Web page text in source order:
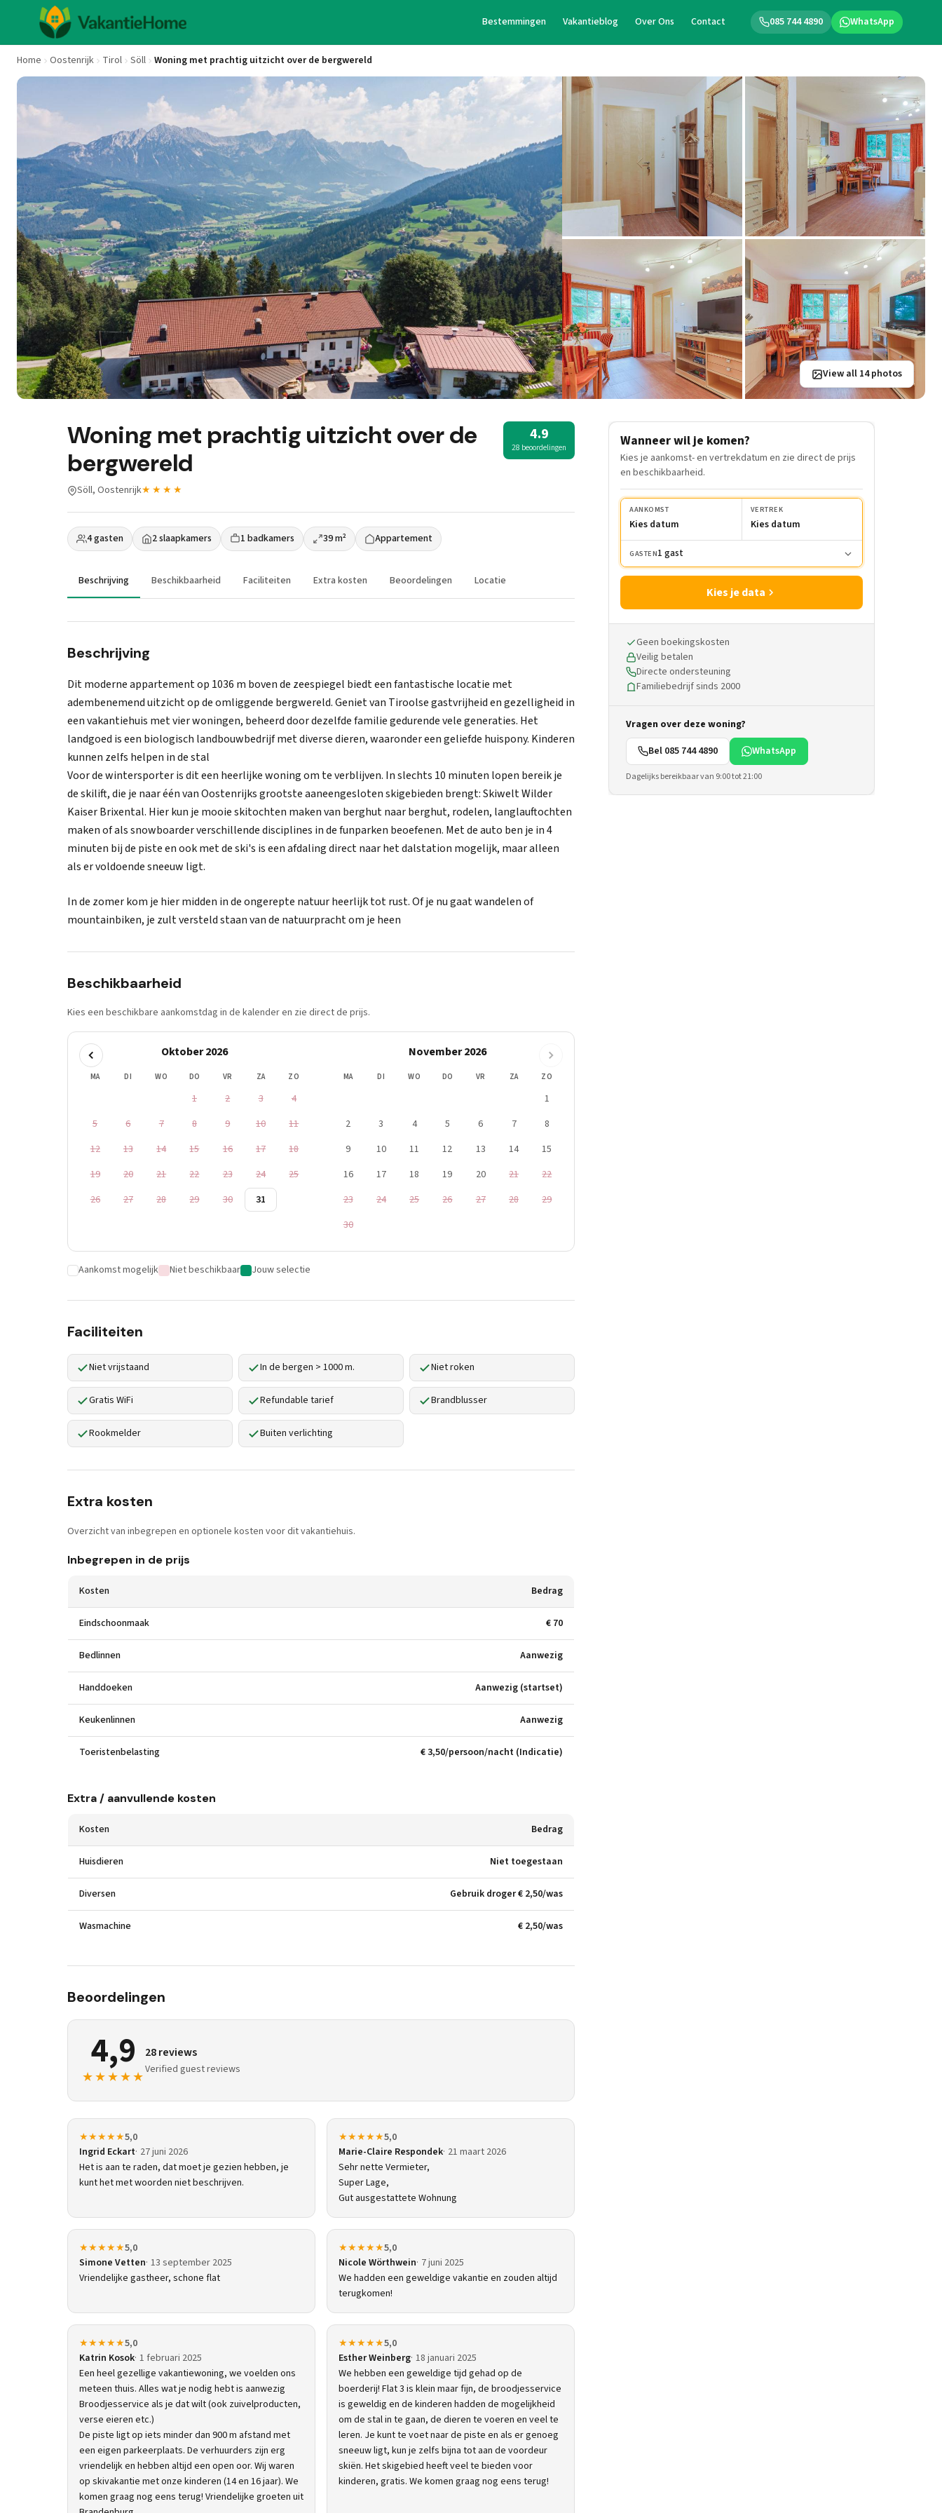
085 744 4890 WhatsApp
Bestemmingen Vakantieblog Over Ons Contact
Home Oostenrijk Tirol Söll Woning met prachtig uitzicht over de bergwereld
View all 14 photos
Woning met prachtig uitzicht over de
bergwereld
4.9
28 beoordelingen
Söll, Oostenrijk★★★★
4 gasten 2 slaapkamers 1 badkamers 39 m² Appartement
Beschrijving Beschikbaarheid Faciliteiten Extra kosten Beoordelingen Locatie
Beschrijving
Dit moderne appartement op 1036 m boven de zeespiegel biedt een fantastische locatie met
adembenemend uitzicht op de omliggende bergwereld. Geniet van Tiroolse gastvrijheid en gezelligheid in
een vakantiehuis met vier woningen, beheerd door dezelfde familie gedurende vele generaties. Het
landgoed is een biologisch landbouwbedrijf met diverse dieren, waaronder een geliefde huispony. Kinderen
kunnen zelfs helpen in de stal
Voor de wintersporter is dit een heerlijke woning om te verblijven. In slechts 10 minuten lopen bereik je
de skilift, die je naar één van Oostenrijks grootste aaneengesloten skigebieden brengt: Skiwelt Wilder
Kaiser Brixental. Hier kun je mooie skitochten maken van berghut naar berghut, rodelen, langlauftochten
maken of als snowboarder verschillende disciplines in de funparken beoefenen. Met de auto ben je in 4
minuten bij de piste en ook met de ski's is een afdaling direct naar het dalstation mogelijk, maar alleen
als er voldoende sneeuw ligt.
In de zomer kom je hier midden in de ongerepte natuur heerlijk tot rust. Of je nu gaat wandelen of
mountainbiken, je zult versteld staan van de natuurpracht om je heen
Beschikbaarheid
Kies een beschikbare aankomstdag in de kalender en zie direct de prijs.
Oktober 2026
MA DI WO DO VR ZA ZO
1 2 3
4
5
6 7 8 9 10
11
12
13 14 15 16 17
18
19
20 21 22 23 24
25
26
27 28 29 30 31
November 2026
MA DI WO DO VR ZA ZO
1
2
3 4 5 6 7
8
9
10 11 12 13 14
15
16
17 18 19 20 21
22
23
24 25 26 27 28
29
30
Aankomst mogelijk Niet beschikbaar Jouw selectie
Faciliteiten
Niet vrijstaand In de bergen > 1000 m. Niet roken
Gratis WiFi Refundable tarief Brandblusser
Rookmelder Buiten verlichting
Extra kosten
Overzicht van inbegrepen en optionele kosten voor dit vakantiehuis.
Inbegrepen in de prijs
Kosten Bedrag
Eindschoonmaak € 70
Bedlinnen Aanwezig
Handdoeken Aanwezig (startset)
Keukenlinnen Aanwezig
Toeristenbelasting € 3,50/persoon/nacht (Indicatie)
Extra / aanvullende kosten
Kosten Bedrag
Huisdieren Niet toegestaan
Diversen Gebruik droger € 2,50/was
Wasmachine € 2,50/was
Beoordelingen
4,9
★★★★★
28 reviews
Verified guest reviews
★★★★★5,0
Ingrid Eckart 27 juni 2026
Het is aan te raden, dat moet je gezien hebben, je
kunt het met woorden niet beschrijven.
★★★★★5,0
Marie-Claire Respondek 21 maart 2026
Sehr nette Vermieter,
Super Lage,
Gut ausgestattete Wohnung
★★★★★5,0
Simone Vetten 13 september 2025
Vriendelijke gastheer, schone flat
★★★★★5,0
Nicole Wörthwein 7 juni 2025
We hadden een geweldige vakantie en zouden altijd
terugkomen!
★★★★★5,0
Katrin Kosok 1 februari 2025
Een heel gezellige vakantiewoning, we voelden ons
meteen thuis. Alles wat je nodig hebt is aanwezig
Broodjesservice als je dat wilt (ook zuivelproducten,
verse eieren etc.)
De piste ligt op iets minder dan 900 m afstand met
een eigen parkeerplaats. De verhuurders zijn erg
vriendelijk en hebben altijd een open oor. Wij waren
op skivakantie met onze kinderen (14 en 16 jaar). We
komen graag nog eens terug! Vriendelijke groeten uit
★★★★★5,0
Esther Weinberg 18 januari 2025
We hebben een geweldige tijd gehad op de
boerderij! Flat 3 is klein maar fijn, de broodjesservice
is geweldig en de kinderen hadden de mogelijkheid
om de stal in te gaan, de dieren te voeren en veel te
leren. Je kunt te voet naar de piste en als er genoeg
sneeuw ligt, kun je zelfs bijna tot aan de voordeur
skiën. Het skigebied heeft veel te bieden voor
kinderen, gratis. We komen graag nog eens terug!
Wanneer wil je komen?
Kies je aankomst- en vertrekdatum en zie direct de prijs
en beschikbaarheid.
AANKOMST
Kies datum
VERTREK
Kies datum
GASTEN1 gast
Kies je data
Geen boekingskosten
Veilig betalen
Directe ondersteuning
Familiebedrijf sinds 2000
Vragen over deze woning?
Bel 085 744 4890
WhatsApp
Dagelijks bereikbaar van 9:00 tot 21:00